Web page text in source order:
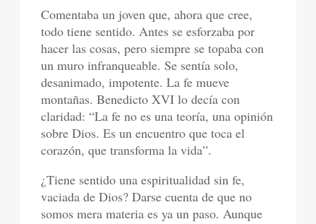
Comentaba un joven que, ahora que cree,
todo tiene sentido. Antes se esforzaba por
hacer las cosas, pero siempre se topaba con
un muro infranqueable. Se sentía solo,
desanimado, impotente. La fe mueve
montañas. Benedicto XVI lo decía con
claridad: “La fe no es una teoría, una opinión
sobre Dios. Es un encuentro que toca el
corazón, que transforma la vida”.
¿Tiene sentido una espiritualidad sin fe,
vaciada de Dios? Darse cuenta de que no
somos mera materia es ya un paso. Aunque